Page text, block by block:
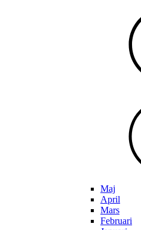
Maj
April
Mars
Februari